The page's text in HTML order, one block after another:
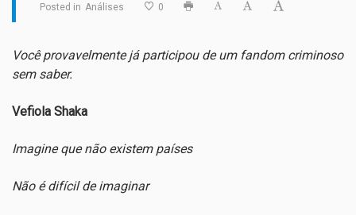
Posted in Análises 0
Você provavelmente já participou de um fandom criminoso
sem saber.
Vefiola Shaka
Imagine que não existem países
Não é difícil de imaginar